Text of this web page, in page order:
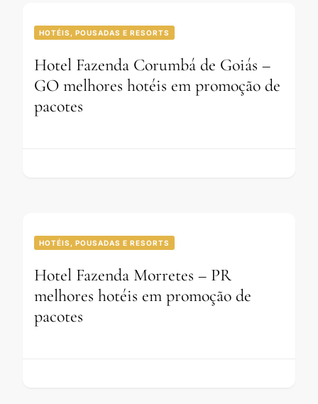
HOTÉIS, POUSADAS E RESORTS
Hotel Fazenda Corumbá de Goiás –
GO melhores hotéis em promoção de
pacotes
HOTÉIS, POUSADAS E RESORTS
Hotel Fazenda Morretes – PR
melhores hotéis em promoção de
pacotes